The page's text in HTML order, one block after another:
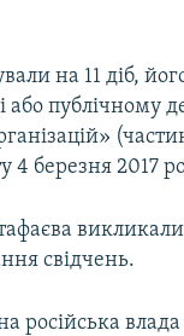
на 11 діб,
публічному
4 березня 2017
викликали
свідчень.
російська